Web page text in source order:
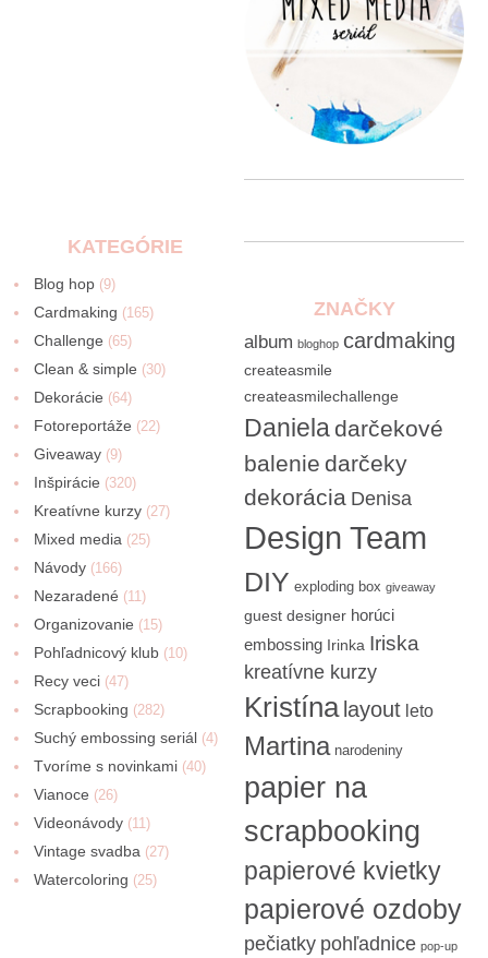
KATEGÓRIE
Blog hop (9)
Cardmaking (165)
Challenge (65)
Clean & simple (30)
Dekorácie (64)
Fotoreportáže (22)
Giveaway (9)
Inšpirácie (320)
Kreatívne kurzy (27)
Mixed media (25)
Návody (166)
Nezaradené (11)
Organizovanie (15)
Pohľadnicový klub (10)
Recy veci (47)
Scrapbooking (282)
Suchý embossing seriál (4)
Tvoríme s novinkami (40)
Vianoce (26)
Videonávody (11)
Vintage svadba (27)
Watercoloring (25)
ZNAČKY
album bloghop cardmaking
createasmile
createasmilechallenge
Daniela darčekové
balenie darčeky
dekorácia Denisa
Design Team
DIY exploding box giveaway
guest designer horúci
embossing Irinka Iriska
kreatívne kurzy
Kristína layout leto
Martina narodeniny
papier na
scrapbooking
papierové kvietky
papierové ozdoby
pečiatky pohľadnice pop-up